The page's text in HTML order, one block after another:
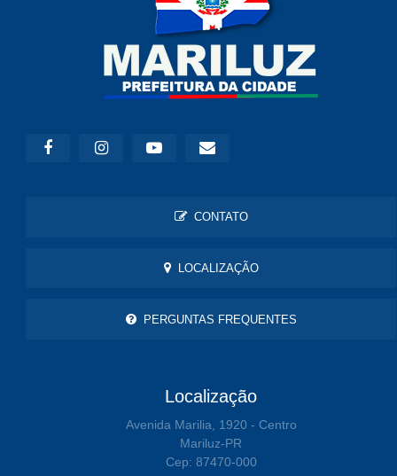
CONTATO
LOCALIZAÇÃO
PERGUNTAS FREQUENTES
Localização
Avenida Marilia, 1920 - Centro
Mariluz-PR
Cep: 87470-000